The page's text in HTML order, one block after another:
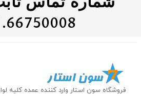
فروشگاه سون استار وارد کننده عمده کلیه